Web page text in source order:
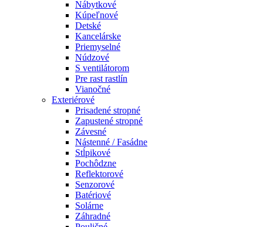
Nábytkové
Kúpeľnové
Detské
Kancelárske
Priemyselné
Núdzové
S ventilátorom
Pre rast rastlín
Vianočné
Exteriérové
Prisadené stropné
Zapustené stropné
Závesné
Nástenné / Fasádne
Stĺpikové
Pochôdzne
Reflektorové
Senzorové
Batériové
Solárne
Záhradné